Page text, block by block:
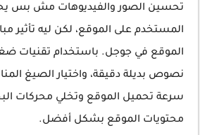
تحسين الصور والفيديوهات مش بس
المستخدم على الموقع، لكن ليه تأثير
الموقع في جوجل. باستخدام تقنيات
نصوص بديلة دقيقة، واختيار الصيغ
سرعة تحميل الموقع وتخلي محركات
محتويات الموقع بشكل أفضل.